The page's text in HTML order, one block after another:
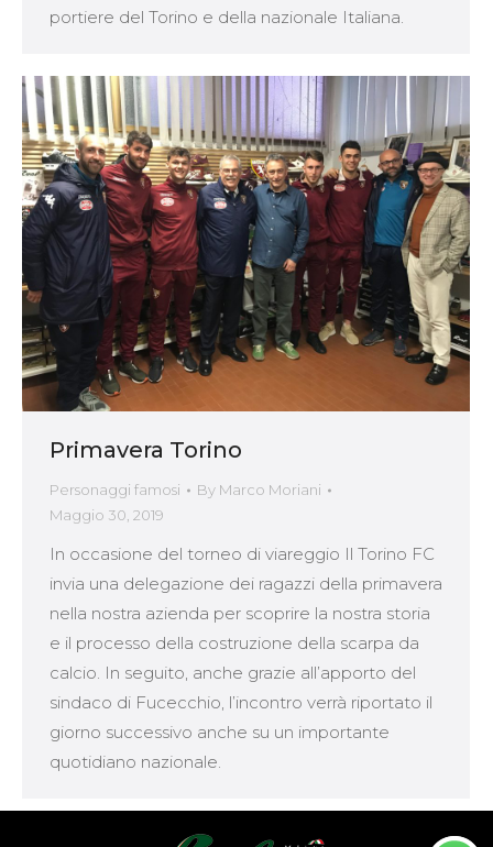
portiere del Torino e della nazionale Italiana.
Primavera Torino
Personaggi famosi By Marco Moriani
Maggio 30, 2019
In occasione del torneo di viareggio Il Torino FC
invia una delegazione dei ragazzi della primavera
nella nostra azienda per scoprire la nostra storia
e il processo della costruzione della scarpa da
calcio. In seguito, anche grazie all’apporto del
sindaco di Fucecchio, l’incontro verrà riportato il
giorno successivo anche su un importante
quotidiano nazionale.